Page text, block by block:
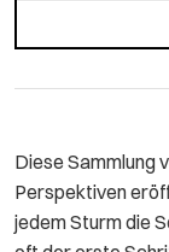
Diese Sammlung
Perspektiven
jedem Sturm die